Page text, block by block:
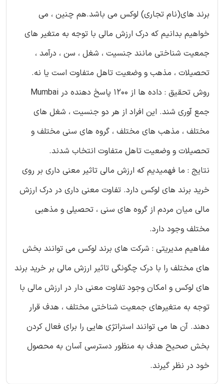
برند های(نام تجاری) لوکس می باشد.هم چنین ، می
خواهیم بدانیم که درک ارزش مالی با توجه به متغیر های
جمعیت شناختی مانند جنسیت ، شغل ، سن ، درآمد ،
تحصیلات ، مذهب و وضعیت تاهل متفاوت است یا نه.
روش تحقیق : داده ها از 1200 پاسخ دهنده در Mumbai
جمع آوری شند. این افراد از هر دو جنسیت ، شغل های
مختلف ، مذهب های مختلف ، گروه های سنی مختلف و
تحصیلات و وضعیت تاهل متفاوت انتخاب شدند.
نتایج : ما فهمیدیم که ارزش مالی تاثیر معنی داری بر روی
خرید برند های لوکس دارد. تفاوت معنی داری در درک ارزش
مالی میان مردم از گروه های سنی ، تحصیلی و مذهبی
مختلف وجود دارد.
مفاهیم مدیریتی : شرکت های برند لوکس می توانند بخش
های مختلف را با درک چگونگی تاثیر ارزش مالی بر خرید برند
های لوکس و امکان وجود تفاوت معنی دار در ارزش مالی با
توجه به متغیرهای جمعیت شناختی مختلف ، هدف قرار
دهند. آن ها می توانند استراتژی هایی را برای فعال کردن
بخش صحیح هدف به منظور دسترسی آسان به محصول
خود در نظر گیرند.